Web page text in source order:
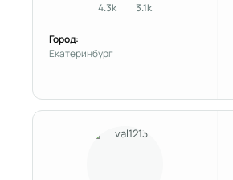
4.3kсообщения
3.1kРепутация
Город:
Екатеринбург